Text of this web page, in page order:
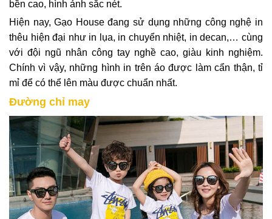
bền cao, hình ảnh sắc nét.
Hiện nay, Gạo House đang sử dụng những công nghệ in
thêu hiện đại như in lụa, in chuyển nhiệt, in decan,… cùng
với đội ngũ nhân công tay nghề cao, giàu kinh nghiệm.
Chính vì vậy, những hình in trên áo được làm cẩn thận, tỉ
mỉ để có thể lên màu được chuẩn nhất.
Đường chỉ may